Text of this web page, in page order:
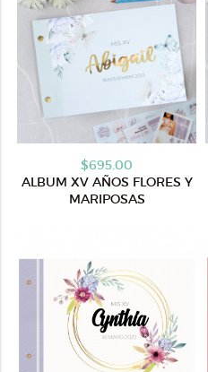
$695.00
ALBUM XV AÑOS FLORES Y
MARIPOSAS